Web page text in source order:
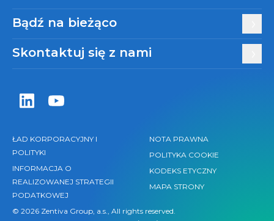
Zentiva LinkedIn
Zentiva YouTube
Bądź na bieżąco
Skontaktuj się z nami
ŁAD KORPORACYJNY I
POLITYKI
INFORMACJA O
REALIZOWANEJ STRATEGII
PODATKOWEJ
NOTA PRAWNA
POLITYKA COOKIE
KODEKS ETYCZNY
MAPA STRONY
© 2026 Zentiva Group, a.s., All rights reserved.